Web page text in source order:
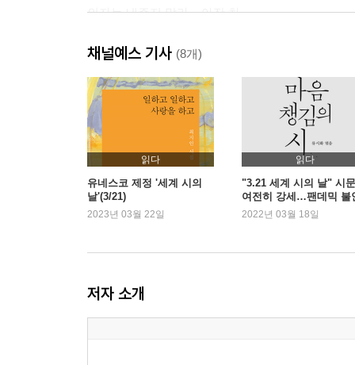
의자는 내주지 말라 _ 아잔 차
신과 나 _ 하피즈
하루에 얼마나 많은 일이 일어나는가 _ 파블로 네
흉터 _ 네이이라 와히드
무제 _ 타일러 노트 그렉슨
산티아고 순례길 _ 데이비드 화이트
살아 있다는 것 _ 드니스 레버토프
기쁨을 수호하라 _ 마리오 베네데티
이 세상에 흥미롭지 않은 사람은 없다 _ 예브게니
새와 나 _ 하룬 야히아
빛은 어떻게 오는가 _ 얀 리처드슨
잎사귀 하나 _ 까비르
채널예스 기사 (8개)
읽다
유네스코 제정 '세계 시의
날'(3/21)
2023년 03월 22일
읽다
"3.21 세계 시의 날" 시
여전히 강세…팬데믹 불
속 시집 판매 증가
2022년 03월 18일
저자 소개